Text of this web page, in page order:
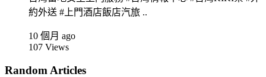
約外送 #上門酒店飯店汽旅 ..
10 個月 ago
107 Views
Random Articles